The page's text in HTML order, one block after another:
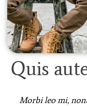
Quis
Morbi leo mi,